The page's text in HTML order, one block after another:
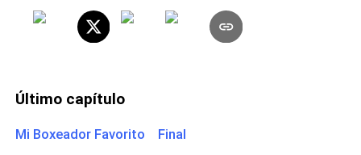
Último capítulo
Mi Boxeador Favorito Final